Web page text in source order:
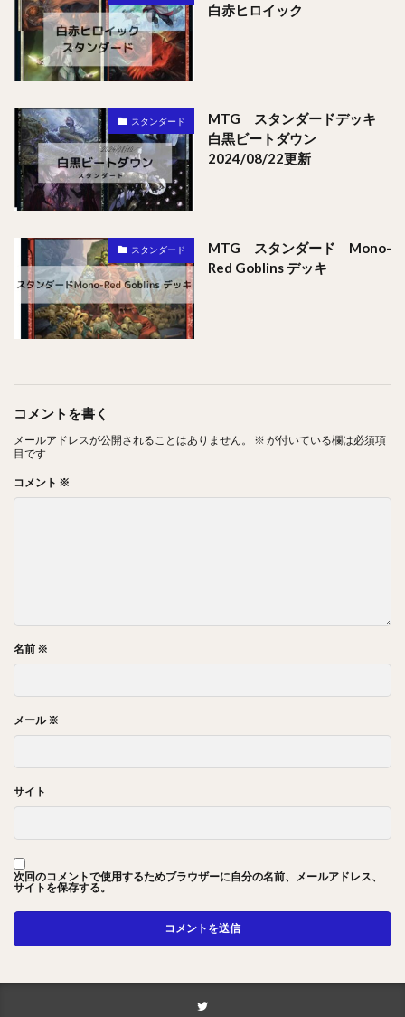
白赤ヒロイック
スタンダード
MTG スタンダードデッキ
白黒ビートダウン
2024/08/22更新
スタンダード
MTG スタンダード Mono-
Red Goblins デッキ
コメントを書く
メールアドレスが公開されることはありません。 ※ が付いている欄は必須項
目です
コメント ※
名前 ※
メール※
サイト
次回のコメントで使用するためブラウザーに自分の名前、メールアドレス、
サイトを保存する。